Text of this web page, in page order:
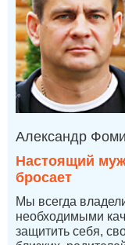
Александр
Настоящий
бросает
Мы всегда
необходимыми
защитить себя,